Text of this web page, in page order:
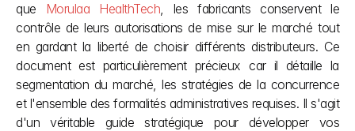
que Morulaa HealthTech, les fabricants conservent le
contrôle de leurs autorisations de mise sur le marché tout
en gardant la liberté de choisir différents distributeurs. Ce
document est particulièrement précieux car il détaille la
segmentation du marché, les stratégies de la concurrence
et l'ensemble des formalités administratives requises. Il s'agit
d'un véritable guide stratégique pour développer vos